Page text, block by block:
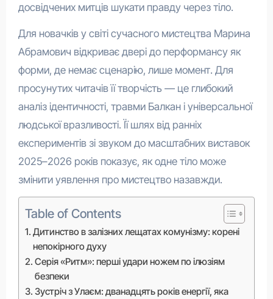
досвідчених митців шукати правду через тіло.
Для новачків у світі сучасного мистецтва Марина
Абрамович відкриває двері до перформансу як
форми, де немає сценарію, лише момент. Для
просунутих читачів її творчість — це глибокий
аналіз ідентичності, травми Балкан і універсальної
людської вразливості. Її шлях від ранніх
експериментів зі звуком до масштабних виставок
2025–2026 років показує, як одне тіло може
змінити уявлення про мистецтво назавжди.
Table of Contents
Дитинство в залізних лещатах комунізму: корені
непокірного духу
Серія «Ритм»: перші удари ножем по ілюзіям
безпеки
Зустріч з Улаєм: дванадцять років енергії, яка